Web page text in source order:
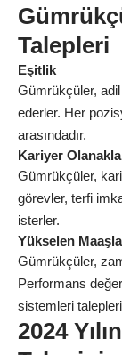
Talepleri
Eşitlik
Gümrükçüler,
ederler. Her
arasındadır.
Kariyer
Gümrükçüler,
görevler, terfi
isterler.
Yükselen
Gümrükçüler,
Performans
sistemleri talepleri
2024